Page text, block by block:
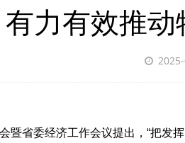
有力有效推
暨省委经济工作会议提出，“把发